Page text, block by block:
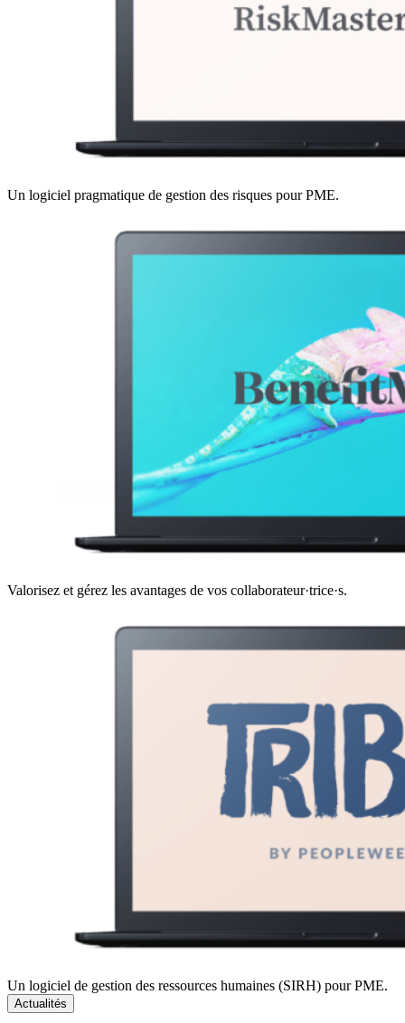
Un logiciel pragmatique de gestion des risques pour PME.
Valorisez et gérez les avantages de vos collaborateur·trice·s.
Un logiciel de gestion des ressources humaines (SIRH) pour PME.
Actualités